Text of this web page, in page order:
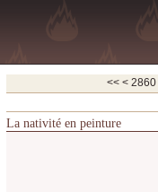
<< < 2800
2810
2820
2830
2840
2850
2860
La nativité en peinture